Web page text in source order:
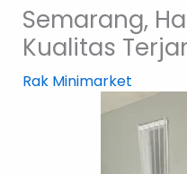
Semarang,
Kualitas
Rak Minimarket